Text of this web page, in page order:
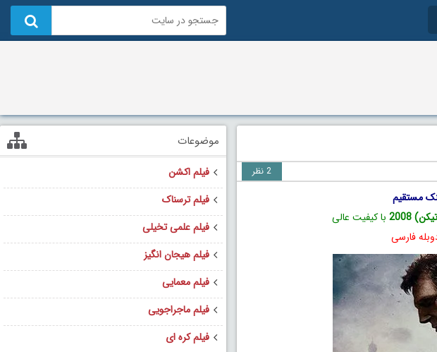
2 نظر
با کیفیت عالی
موضوعات
فیلم اکشن
فیلم ترسناک
فیلم علمی تخیلی
فیلم هیجان انگیز
فیلم معمایی
فیلم ماجراجویی
فیلم کره ای